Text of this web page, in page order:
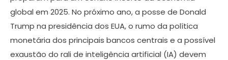
global em 2025. No próximo ano, a posse de Donald
Trump na presidência dos EUA, o rumo da política
monetária dos principais bancos centrais e a possível
exaustão do rali de inteligência artificial (IA) devem